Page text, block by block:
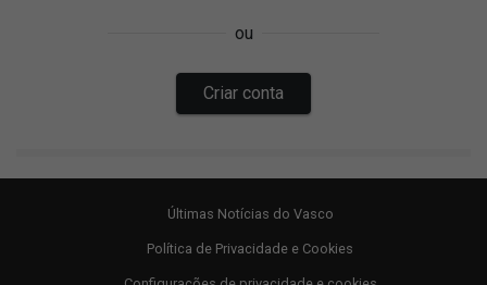
Últimas Notícias do Vasco
Política de Privacidade e Cookies